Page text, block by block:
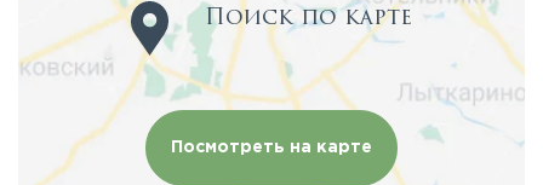
Поиск по карте
Посмотреть на карте